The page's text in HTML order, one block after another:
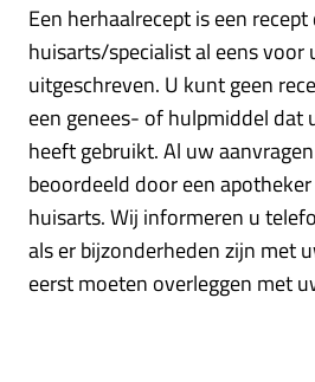
Een herhaalrecept is een
huisarts/specialist al eens voor
uitgeschreven. U kunt geen
een genees- of hulpmiddel dat
heeft gebruikt. Al uw
beoordeeld door een
huisarts. Wij informeren u
als er bijzonderheden zijn met
eerst moeten overleggen met